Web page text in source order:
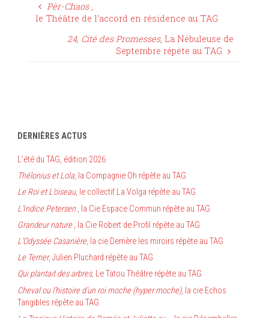
Pèr-Chaos ,
le Théâtre de l’accord en résidence au TAG
24, Cité des Promesses, La Nébuleuse de
Septembre répète au TAG
DERNIÈRES ACTUS
L’été du TAG, édition 2026
Thélonius et Lola, la Compagnie Oh répète au TAG
Le Roi et L’oiseau, le collectif La Volga répète au TAG
L’Indice Petersen, la Cie Espace Commun répète au TAG
Grandeur nature, la Cie Robert de Profil répète au TAG
L’Odyssée Casanière, la cie Derrière les miroirs répète au TAG
Le Terrier, Julien Pluchard répète au TAG
Qui plantait des arbres, Le Tatou Théâtre répète au TAG
Cheval ou l’histoire d’un roi moche (hyper moche), la cie Echos
Tangibles répète au TAG